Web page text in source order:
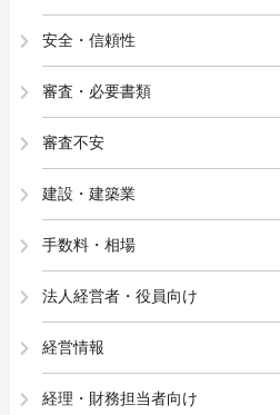
安全・信頼性
審査・必要書類
審査不安
建設・建築業
手数料・相場
法人経営者・役員向け
経営情報
経理・財務担当者向け